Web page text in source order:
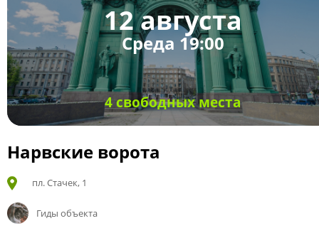
12 августа
Среда 19:00
4 свободных места
Нарвские ворота
пл. Стачек, 1
Гиды объекта